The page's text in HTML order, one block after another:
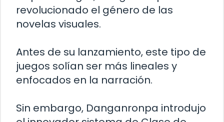
revolucionado el género de las
novelas visuales.
Antes de su lanzamiento, este tipo de
juegos solían ser más lineales y
enfocados en la narración.
Sin embargo, Danganronpa introdujo